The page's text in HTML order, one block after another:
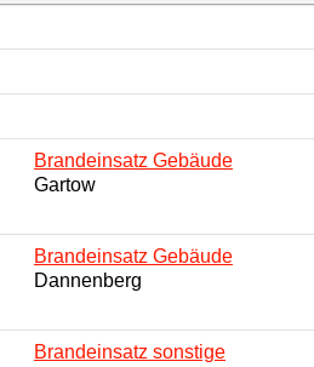
Brandeinsatz Gebäude
Gartow
Brandeinsatz Gebäude
Dannenberg
Brandeinsatz sonstige